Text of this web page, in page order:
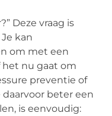
Deze vraag is
kan
om met een
het nu gaat om
preventie of
beter een
is eenvoudig: